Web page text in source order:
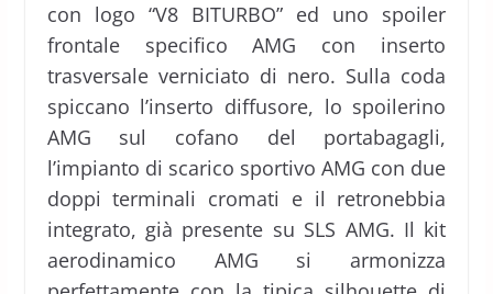
con logo “V8 BITURBO” ed uno spoiler
frontale specifico AMG con inserto
trasversale verniciato di nero. Sulla coda
spiccano l’inserto diffusore, lo spoilerino
AMG sul cofano del portabagagli,
l’impianto di scarico sportivo AMG con due
doppi terminali cromati e il retronebbia
integrato, già presente su SLS AMG. Il kit
aerodinamico AMG si armonizza